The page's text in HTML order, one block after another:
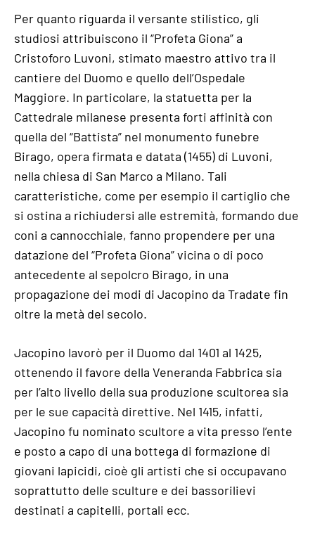
Per quanto riguarda il versante stilistico, gli
studiosi attribuiscono il “Profeta Giona” a
Cristoforo Luvoni, stimato maestro attivo tra il
cantiere del Duomo e quello dell’Ospedale
Maggiore. In particolare, la statuetta per la
Cattedrale milanese presenta forti affinità con
quella del “Battista” nel monumento funebre
Birago, opera firmata e datata (1455) di Luvoni,
nella chiesa di San Marco a Milano. Tali
caratteristiche, come per esempio il cartiglio che
si ostina a richiudersi alle estremità, formando due
coni a cannocchiale, fanno propendere per una
datazione del “Profeta Giona” vicina o di poco
antecedente al sepolcro Birago, in una
propagazione dei modi di Jacopino da Tradate fin
oltre la metà del secolo.
Jacopino lavorò per il Duomo dal 1401 al 1425,
ottenendo il favore della Veneranda Fabbrica sia
per l’alto livello della sua produzione scultorea sia
per le sue capacità direttive. Nel 1415, infatti,
Jacopino fu nominato scultore a vita presso l’ente
e posto a capo di una bottega di formazione di
giovani lapicidi, cioè gli artisti che si occupavano
soprattutto delle sculture e dei bassorilievi
destinati a capitelli, portali ecc.